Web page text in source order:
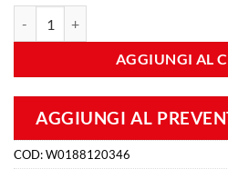
AGGIUNGI AL
AGGIUNGI AL
COD:W0188120346